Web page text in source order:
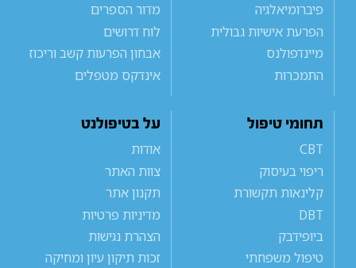
פיברומיאלגיה
הפרעת אישיות גבולית
מיינדפולנס
התמכרות
מדור הספרים
לוח דרושים
אבחון הפרעות קשב וריכוז
אינדקס מטפלים
תחומי טיפול
CBT
ריפוי בעיסוק
קלינאות תקשורת
DBT
ביופידבק
טיפול משפחתי
על בטיפולנט
אודות
צוות האתר
תקנון אתר
מדיניות פרטיות
הצהרת נגישות
זכות תיקון עיון ומחיקה